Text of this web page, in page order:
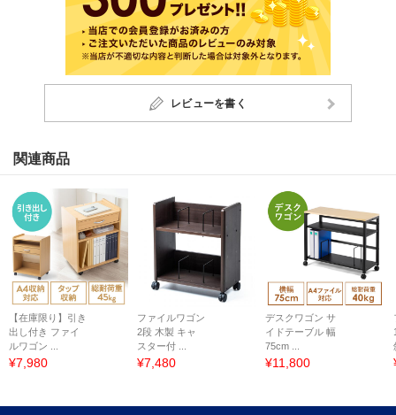
レビューを書く
関連商品
【在庫限り】引き
出し付き ファイ
ルワゴン ...
¥7,980
ファイルワゴン
2段 木製 キャ
スター付 ...
¥7,480
デスクワゴン サ
イドテーブル 幅
75cm ...
¥11,800